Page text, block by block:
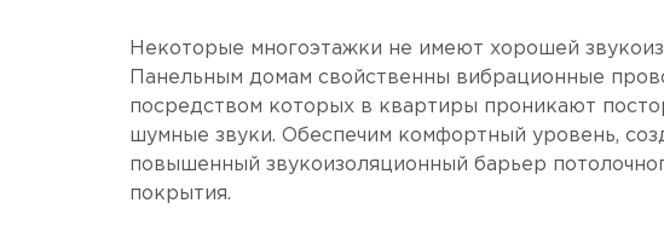
Некоторые многоэтажки не имеют хорошей
Панельным домам свойственны вибрационные
посредством которых в квартиры проникают
шумные звуки. Обеспечим комфортный уровень,
повышенный звукоизоляционный барьер
покрытия.